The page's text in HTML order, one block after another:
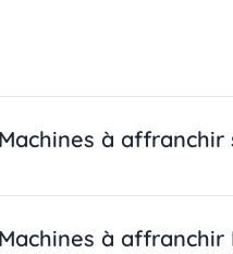
à affranchir
à affranchir